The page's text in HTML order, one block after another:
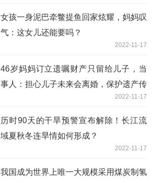
女孩一身泥巴牵鳖提鱼回家炫耀，妈妈叹
气：这女儿还能要吗？
2022-11-17
46岁妈妈订立遗嘱财产只留给儿子，当
事人：担心儿子未来会离婚，保护遗产传
2022-11-17
历时90天的干旱预警宣布解除！长江流
域夏秋冬连旱情如何形成？
2022-11-17
我国成为世界上唯一大规模采用煤炭制氢